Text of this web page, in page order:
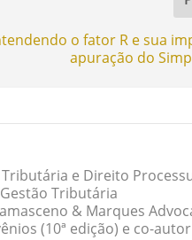
o fator R e sua
apuração do
e Direito
Tributária
& Marques
(10ª edição) e co-